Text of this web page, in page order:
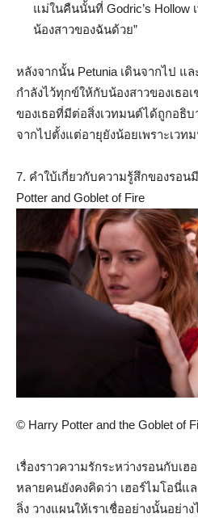
แม่ในคืนนั้นที่ Godric’s Hollow
น้องสาวของฉันด้วย”
หลังจากนั้น Petunia เดินจากไป แ
กำลังไว้ทุกข์ให้กับน้องสาวของเธ
ของเธอที่มีต่อสิ่งเวทมนต์ได้ถูกอธิบ
จากไปตั้งแต่อายุยังน้อยเพราะเวท
7. คำใบ้เกี่ยวกับความรู้สึกของรอน
Potter and Goblet of Fire
© Harry Potter and the Goblet of
เรื่องราวความรักระหว่างรอนกับเ
หลายคนยังคงคิดว่า เฮอร์ไมโอนี่แ
ลิ่ง วางแผนให้เราเชื่ออย่างนั้นอย่า